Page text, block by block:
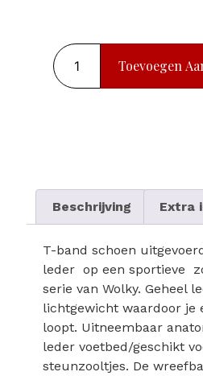
Toevoegen
Beschrijving Extra
T-band schoen
leder op een sportieve
serie van Wolky. Geheel
lichtgewicht waardoor je
loopt. Uitneembaar
leder voetbed/geschikt
steunzooltjes. De